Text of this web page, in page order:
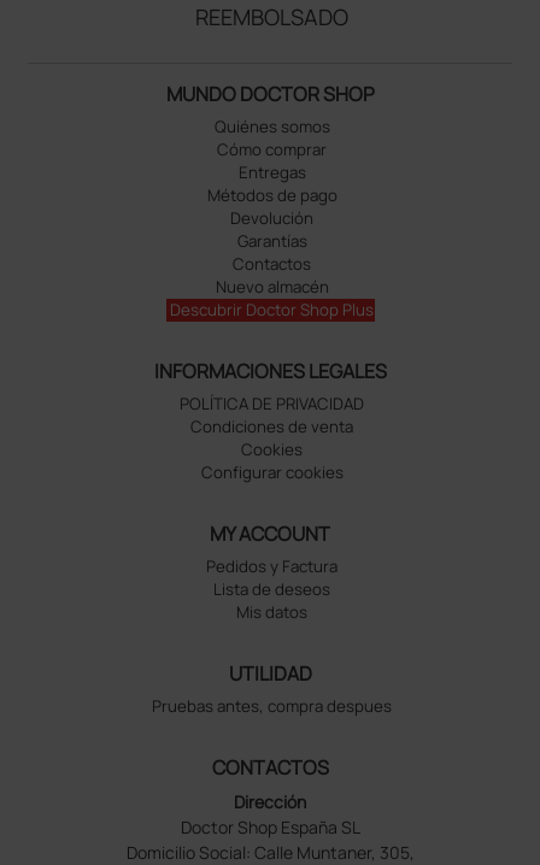
REEMBOLSADO
MUNDO DOCTOR SHOP
Quiénes somos
Cómo comprar
Entregas
Métodos de pago
Devolución
Garantías
Contactos
Nuevo almacén
Descubrir Doctor Shop Plus
INFORMACIONES LEGALES
POLÍTICA DE PRIVACIDAD
Condiciones de venta
Cookies
Configurar cookies
MY ACCOUNT
Pedidos y Factura
Lista de deseos
Mis datos
UTILIDAD
Pruebas antes, compra despues
CONTACTOS
Dirección
Doctor Shop España SL
Domicilio Social: Calle Muntaner, 305,